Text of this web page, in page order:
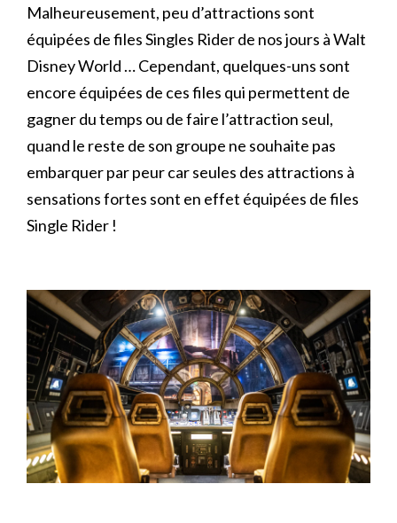
Malheureusement, peu d’attractions sont
équipées de files Singles Rider de nos jours à Walt
Disney World … Cependant, quelques-uns sont
encore équipées de ces files qui permettent de
gagner du temps ou de faire l’attraction seul,
quand le reste de son groupe ne souhaite pas
embarquer par peur car seules des attractions à
sensations fortes sont en effet équipées de files
Single Rider !